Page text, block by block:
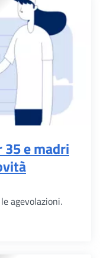
e madri
agevolazioni.